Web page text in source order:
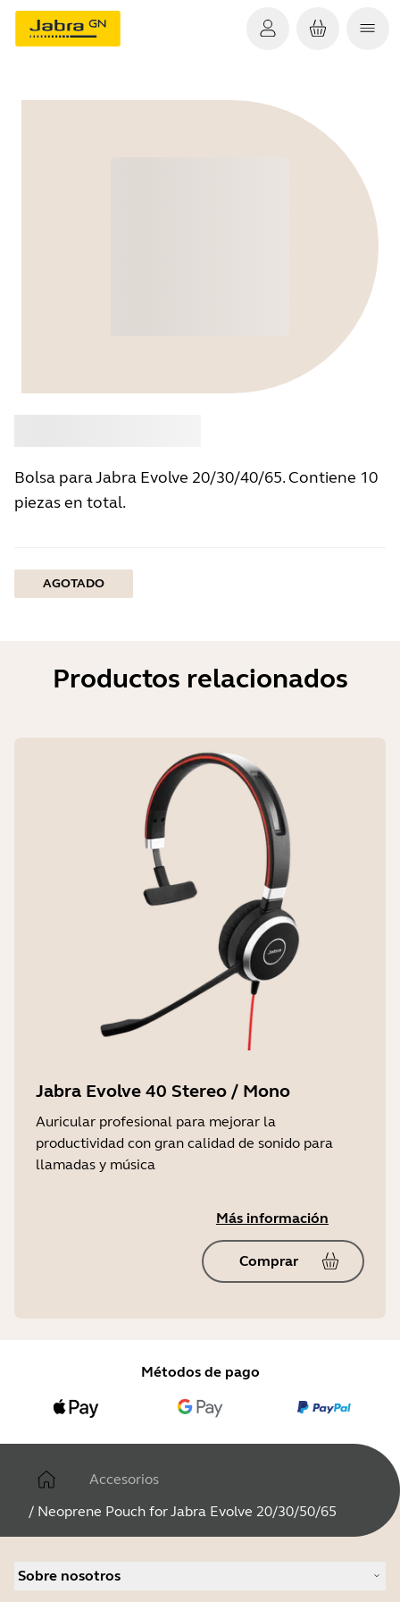
Bolsa para Jabra Evolve 20/30/40/65. Contiene 10
piezas en total.
AGOTADO
Productos relacionados
Jabra Evolve 40 Stereo / Mono
Auricular profesional para mejorar la
productividad con gran calidad de sonido para
llamadas y música
Más información
Comprar
Métodos de pago
Accesorios
/ Neoprene Pouch for Jabra Evolve 20/30/50/65
Sobre nosotros